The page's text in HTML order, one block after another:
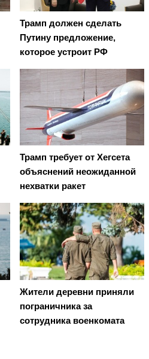
Трамп должен сделать
Путину предложение,
которое устроит РФ
Трамп требует от Хегсета
объяснений неожиданной
нехватки ракет
Жители деревни приняли
пограничника за
сотрудника военкомата